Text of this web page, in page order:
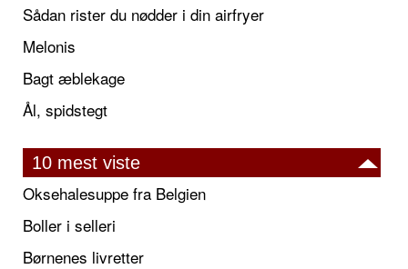
Sådan rister du nødder i din airfryer
Melonis
Bagt æblekage
Ål, spidstegt
10 mest viste
Oksehalesuppe fra Belgien
Boller i selleri
Børnenes livretter